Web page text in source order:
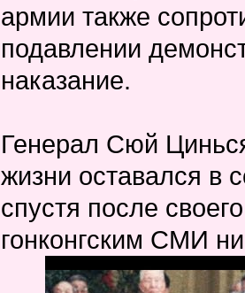
армии также
подавлении
наказание.
Генерал Сюй
жизни оставался в
спустя после
гонконгским СМИ